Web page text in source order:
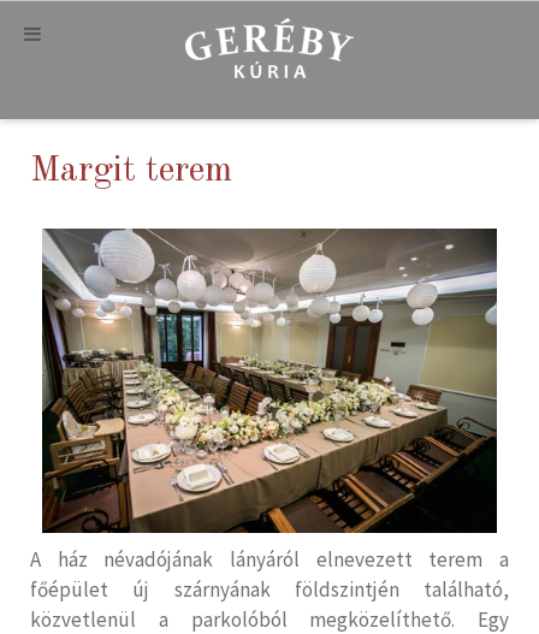
Margit terem
A ház névadójának lányáról elnevezett terem a
főépület új szárnyának földszintjén található,
közvetlenül a parkolóból megközelíthető. Egy